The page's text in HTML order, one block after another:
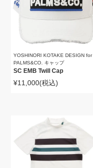
YOSHINORI KOTAKE DESIGN for
PALMS&CO. キャップ
SC EMB Twill Cap
¥11,000(税込)